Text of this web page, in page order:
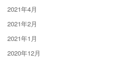
2021年4月
2021年2月
2021年1月
2020年12月